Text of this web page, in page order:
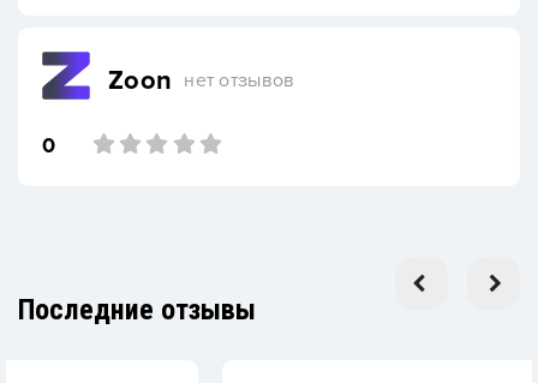
Zoon нет отзывов
0
Последние отзывы